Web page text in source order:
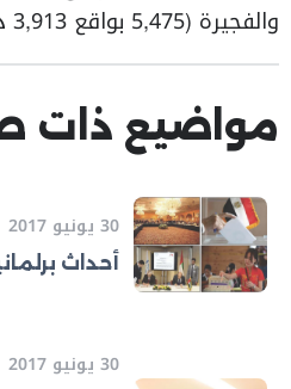
والفجيرة (5,475 بواقع 3,913 ذكور و 1,562 إناث).
مواضيع ذات
30 يونيو 2017
أحداث
30 يونيو 2017